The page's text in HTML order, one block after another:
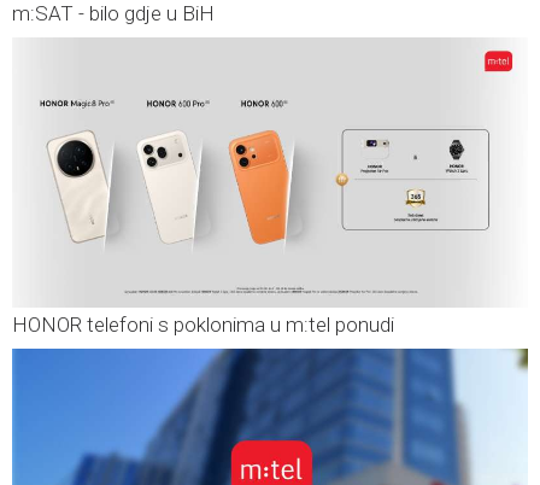
m:SAT - bilo gdje u BiH
HONOR telefoni s poklonima u m:tel ponudi